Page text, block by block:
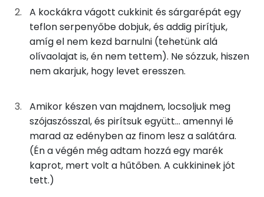
63g alma
29 kcal
43gsárgarépa
16 kcal
10gszójaszósz 6 kcal
Öntet, tálalás
50g görög joghurt
52 kcal
Nátrium
Kálcium
Foszfor
Szelén
TOP vitaminok
C vitamin:
Kolin:
A kockákra vágott cukkinit és sárgarépát egy
teflon serpenyőbe dobjuk, és addig pirítjuk,
amíg el nem kezd barnulni (tehetünk alá
olívaolajat is, én nem tettem). Ne sózzuk, hiszen
nem akarjuk, hogy levet eresszen.
Amikor készen van majdnem, locsoljuk meg
szójaszósszal, és pirítsuk együtt... amennyi lé
marad az edényben az finom lesz a salátára.
(Én a végén még adtam hozzá egy marék
kaprot, mert volt a hűtőben. A cukkininek jót
tett.)